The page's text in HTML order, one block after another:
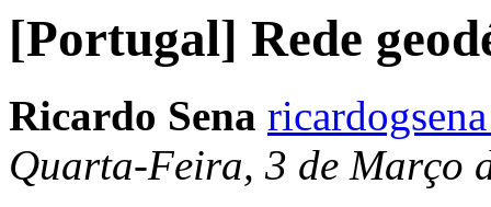
[Portugal] Rede
Ricardo Sena
Quarta-Feira, 3 de Março